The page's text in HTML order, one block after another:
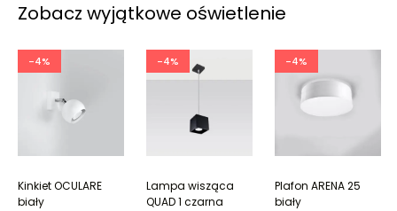
Zobacz wyjątkowe oświetlenie
-4%
Kinkiet OCULARE
biały
-4%
Lampa wisząca
QUAD 1 czarna
-4%
Plafon ARENA 25
biały